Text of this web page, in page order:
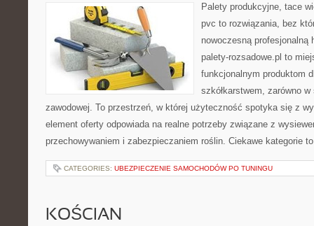
Palety produkcyjne, tace
pvc to rozwiązania, bez
nowoczesną profesjonalną
palety-rozsadowe.pl to
funkcjonalnym produktom
szkółkarstwem, zarówno
zawodowej. To przestrzeń, w której użyteczność spotyka się z
element oferty odpowiada na realne potrzeby związane z
przechowywaniem i zabezpieczaniem roślin. Ciekawe kategorie
CATEGORIES: UBEZPIECZENIE SAMOCHODÓW PO TUNINGU
KOŚCIAN